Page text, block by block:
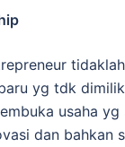
yg tdk
usaha yg
dan bahkan